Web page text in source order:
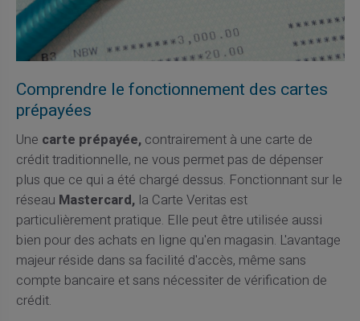
Comprendre le fonctionnement des cartes
prépayées
Une carte prépayée,contrairement à une carte de
crédit traditionnelle, ne vous permet pas de dépenser
plus que ce qui a été chargé dessus. Fonctionnant sur le
réseau Mastercard,la Carte Veritas est
particulièrement pratique. Elle peut être utilisée aussi
bien pour des achats en ligne qu'en magasin. L'avantage
majeur réside dans sa facilité d'accès, même sans
compte bancaire et sans nécessiter de vérification de
crédit.